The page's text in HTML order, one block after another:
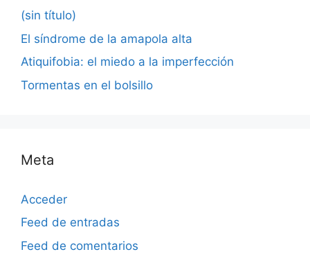
(sin título)
El síndrome de la amapola alta
Atiquifobia: el miedo a la imperfección
Tormentas en el bolsillo
Meta
Acceder
Feed de entradas
Feed de comentarios